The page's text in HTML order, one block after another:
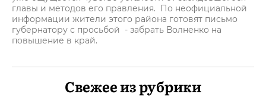
главы и методов его правления. По неофициальной
информации жители этого района готовят письмо
губернатору с просьбой - забрать Волненко на
повышение в край.
Свежее из рубрики